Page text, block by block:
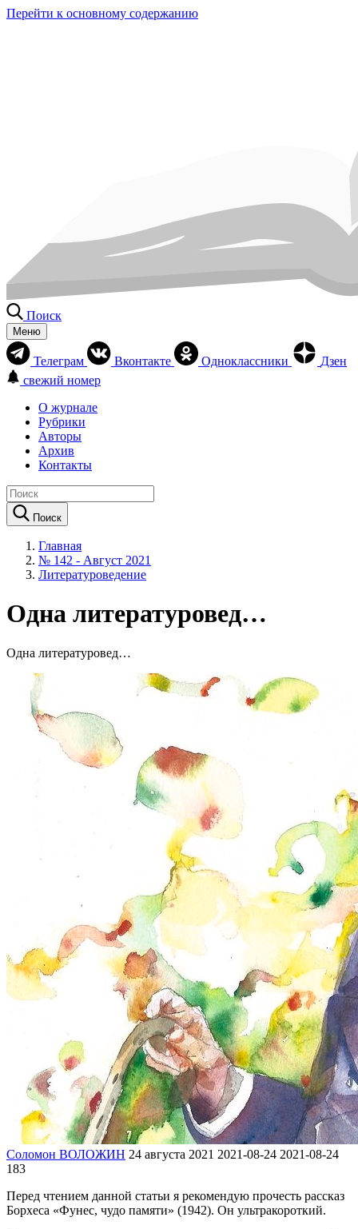
Перейти к основному содержанию
Поиск
Меню
Телеграм Вконтакте Одноклассники
Дзен
свежий номер
О журнале
Рубрики
Авторы
Архив
Контакты
Поиск
Главная
№ 142 - Август 2021
Литературоведение
Одна литературовед…
Одна литературовед…
Соломон ВОЛОЖИН 24 августа 2021 2021-08-24 2021-08-24
183
Перед чтением данной статьи я рекомендую прочесть рассказ
Борхеса «Фунес, чудо памяти» (1942). Он ультракороткий.